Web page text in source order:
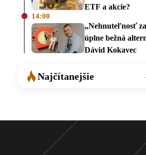
ETF a akcie?
14:00
„Nehnuteľnosť
úplne bežná
Dávid Kokavec
Najčítanejšie